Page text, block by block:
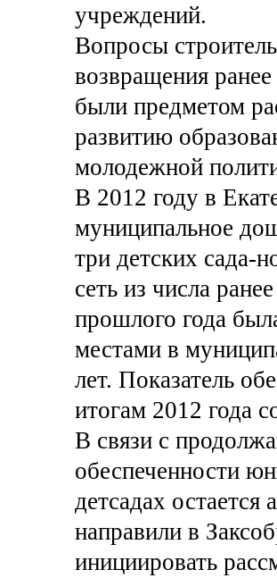
учреждений.
Вопросы
возвращения
были предметом
развитию
молодежной
В 2012 году в
муниципальное
три детских сада-
сеть из числа
прошлого года
местами в
лет. Показатель
итогам 2012 года
В связи с
обеспеченности
детсадах
направили в
инициировать